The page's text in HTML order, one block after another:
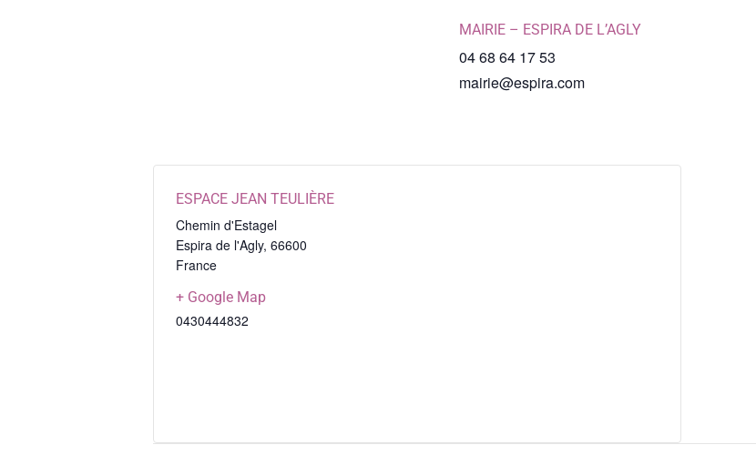
MAIRIE – ESPIRA DE L’AGLY
04 68 64 17 53
mairie@espira.com
ESPACE JEAN TEULIÈRE
Chemin d'Estagel
Espira de l'Agly, 66600
France
+ Google Map
0430444832